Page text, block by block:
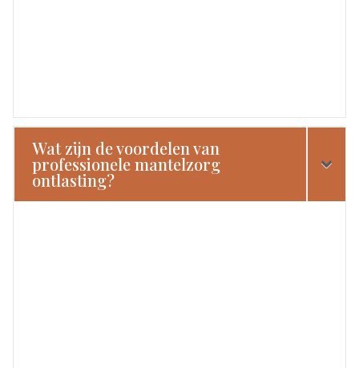
Wat zijn de voordelen van
professionele mantelzorg
ontlasting?